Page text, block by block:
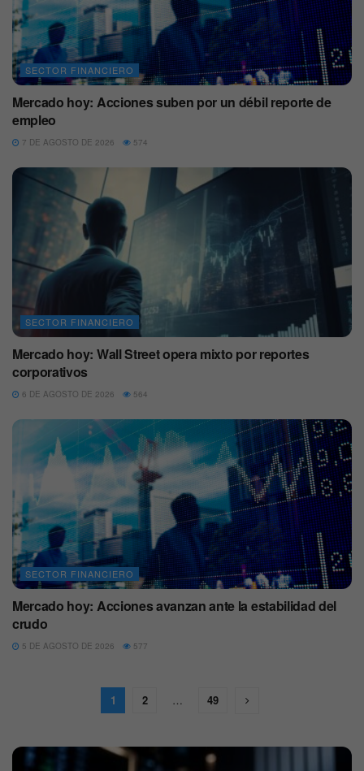
SECTOR FINANCIERO
Mercado hoy: Acciones suben por un débil reporte de
empleo
7 DE AGOSTO DE 2026 574
SECTOR FINANCIERO
Mercado hoy: Wall Street opera mixto por reportes
corporativos
6 DE AGOSTO DE 2026 564
SECTOR FINANCIERO
Mercado hoy: Acciones avanzan ante la estabilidad del
crudo
5 DE AGOSTO DE 2026 577
1 2 … 49